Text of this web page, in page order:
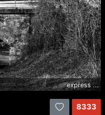
express ...
8333